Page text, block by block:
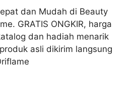
dan Mudah di Beauty
GRATIS ONGKIR, harga
dan hadiah menarik
asli dikirim langsung